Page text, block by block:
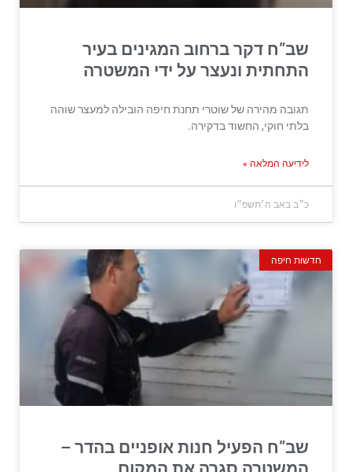
שב”ח דקר ברחוב המגינים בעיר
התחתית ונעצר על ידי המשטרה
תגובה מהירה של שוטרי תחנת חיפה הובילה למעצר שוהה
בלתי חוקי, החשוד בדקירה.
לידיעה המלאה »
כ״ב באב ה׳תשפ״ו
חדשות חיפה
שב”ח הפעיל חנות אופניים בהדר –